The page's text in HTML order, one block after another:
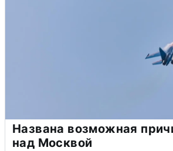
Названа возможная
над Москвой